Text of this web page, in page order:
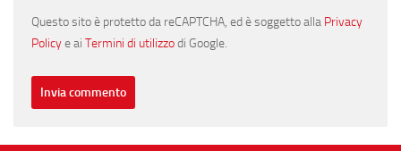
Questo sito è protetto da reCAPTCHA, ed è soggetto alla Privacy
Policye ai Termini di utilizzodi Google.